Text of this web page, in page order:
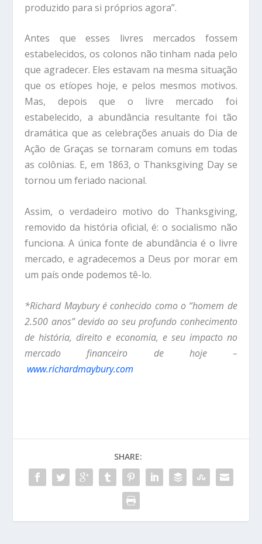
produzido para si próprios agora”.
Antes que esses livres mercados fossem
estabelecidos, os colonos não tinham nada pelo
que agradecer. Eles estavam na mesma situação
que os etíopes hoje, e pelos mesmos motivos.
Mas, depois que o livre mercado foi
estabelecido, a abundância resultante foi tão
dramática que as celebrações anuais do Dia de
Ação de Graças se tornaram comuns em todas
as colônias. E, em 1863, o Thanksgiving Day se
tornou um feriado nacional.
Assim, o verdadeiro motivo do Thanksgiving,
removido da história oficial, é: o socialismo não
funciona. A única fonte de abundância é o livre
mercado, e agradecemos a Deus por morar em
um país onde podemos tê-lo.
*Richard Maybury é conhecido como o “homem de
2.500 anos” devido ao seu profundo conhecimento
de história, direito e economia, e seu impacto no
mercado financeiro de hoje –
www.richardmaybury.com
SHARE: